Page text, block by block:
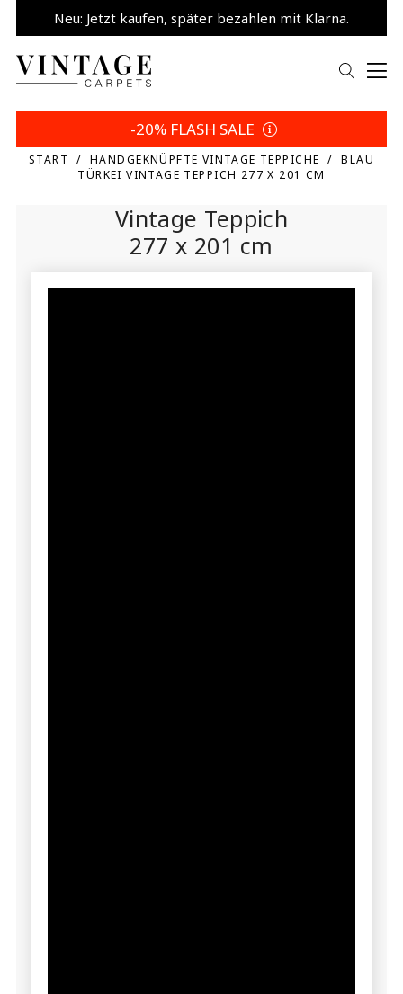
5% sparen | Eigene Wahl
Neu: Jetzt kaufen, später bezahlen mit Klarna.
-20% FLASH SALE
START HANDGEKNÜPFTE VINTAGE TEPPICHE
BLAU
TÜRKEI VINTAGE TEPPICH 277 X 201 CM
Vintage Teppich
277 x 201 cm